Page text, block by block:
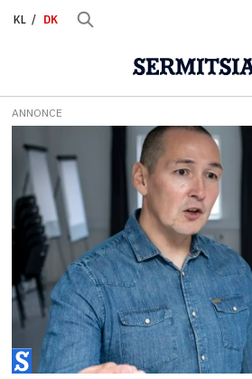
KL DK
Tag:
tilsynsrådet
ANNONCE